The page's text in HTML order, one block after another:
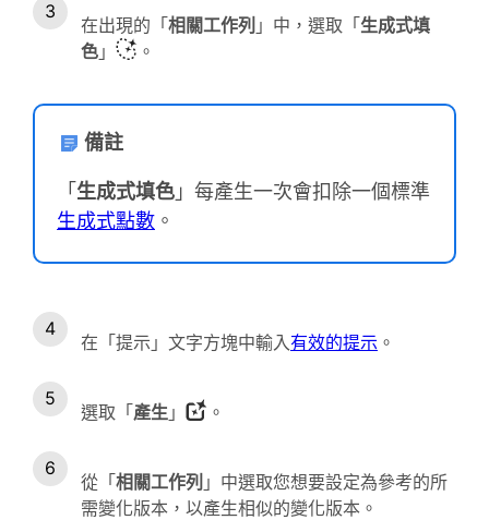
在出現的「相關工作列 」中，選取「生成式填
色 」 。
備註
「生成式填色 」每產生一次會扣除一個標準
生成式點數 。
在「提示」文字方塊中輸入 有效的提示 。
選取「產生 」 。
從「相關工作列 」中選取您想要設定為參考的所
需變化版本，以產生相似的變化版本。